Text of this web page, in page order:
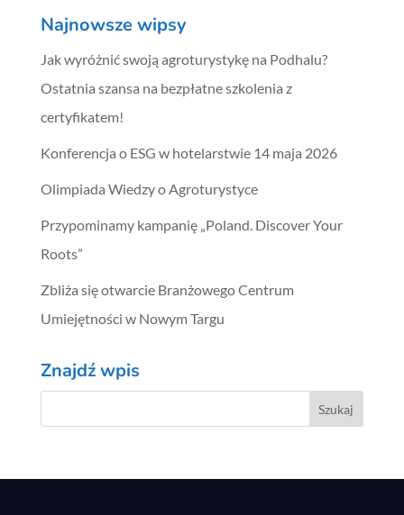
Najnowsze wipsy
Jak wyróżnić swoją agroturystykę na Podhalu?
Ostatnia szansa na bezpłatne szkolenia z
certyfikatem!
Konferencja o ESG w hotelarstwie 14 maja 2026
Olimpiada Wiedzy o Agroturystyce
Przypominamy kampanię „Poland. Discover Your
Roots”
Zbliża się otwarcie Branżowego Centrum
Umiejętności w Nowym Targu
Znajdź wpis